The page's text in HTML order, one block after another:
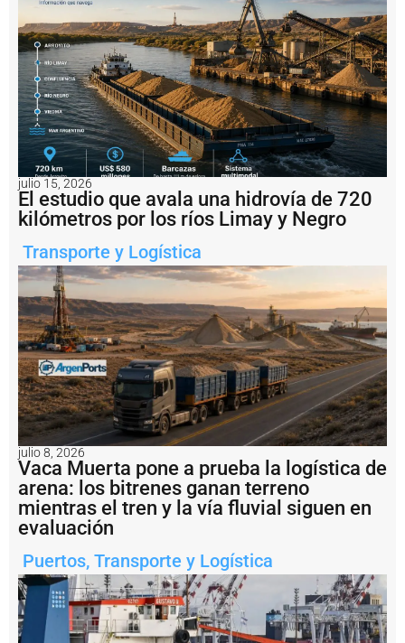
m
á
g
e
n
e
s
d
o
p
e
a
ti
v
o
q
u
e
p
u
s
o
a
fl
o
t
e
a
l
u
q
u
e
q
julio 15, 2026
El estudio que avala una hidrovía de 720
kilómetros por los ríos Limay y Negro
Transporte y Logística
julio 8, 2026
Vaca Muerta pone a prueba la logística de
arena: los bitrenes ganan terreno
mientras el tren y la vía fluvial siguen en
evaluación
Puertos, Transporte y Logística